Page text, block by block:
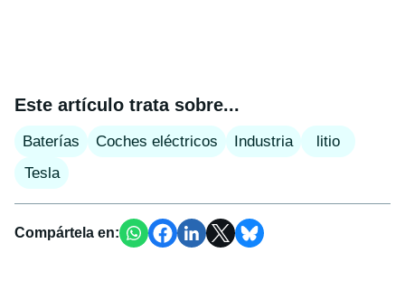
Este artículo trata sobre...
Baterías Coches eléctricos Industria
litio
Tesla
Compártela en: